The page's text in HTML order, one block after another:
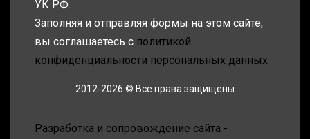
УК РФ.
Заполняя и отправляя формы на этом сайте,
вы соглашаетесь с политикой
конфиденциальности персональных данных
2012-2026 © Все права защищены
Разработка и сопровождение сайта -